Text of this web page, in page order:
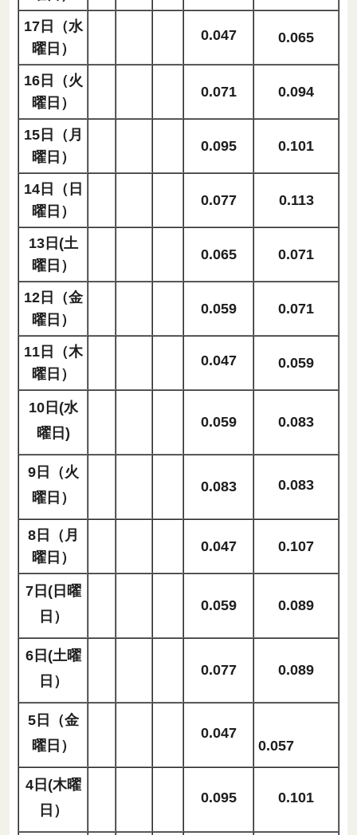
17日（水
曜日）
0.047 0.065
16日（火
曜日）
0.071 0.094
15日（月
曜日）
0.095 0.101
14日（日
曜日）
0.077 0.113
13日(土
曜日）
0.065 0.071
12日（金
曜日）
0.059 0.071
11日（木
曜日）
0.047 0.059
10日(水
曜日)
0.059 0.083
9日（火
曜日）
0.083 0.083
8日（月
曜日）
0.047 0.107
7日(日曜
日）
0.059 0.089
6日(土曜
日）
0.077 0.089
5日（金
曜日）
0.047
0.057
4日(木曜
日）
0.095 0.101